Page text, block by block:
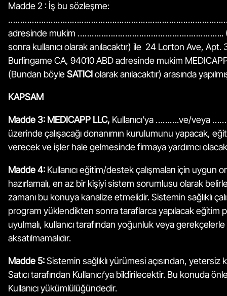
Madde 2 : İş bu sözleşme:
adresinde mukim …………………………………………………….. (
sonra kullanıcı olarak anılacaktır) ile 24 Lorton Ave, Apt.
Burlingame CA, 94010 ABD adresinde mukim
(Bundan böyleSATICI olarak anılacaktır) arasında
KAPSAM
Madde 3: MEDICAPP LLC, Kullanıcı’ya ……….ve/veya
üzerinde çalışacağı donanımın kurulumunu yapacak,
verecek ve işler hale gelmesinde firmaya yardımcı
Madde 4: Kullanıcı eğitim/destek çalışmaları için uygun
hazırlamalı, en az bir kişiyi sistem sorumlusu olarak
zamanı bu konuya kanalize etmelidir. Sistemin sağlıklı
program yüklendikten sonra taraflarca yapılacak eğitim
uyulmalı, kullanıcı tarafından yoğunluk veya gerekçelerle
aksatılmamalıdır.
Madde 5:Sistemin sağlıklı yürümesi açısından, yetersiz
Satıcı tarafından Kullanıcı’ya bildirilecektir. Bu konuda
Kullanıcı yükümlülüğündedir.